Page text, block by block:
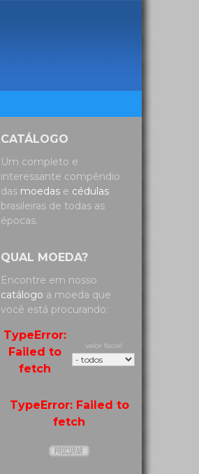
CATÁLOGO
Um completo e
interessante compêndio
das moedas e cédulas
brasileiras de todas as
épocas.
QUAL MOEDA?
Encontre em nosso
catálogo a moeda que
você está procurando:
TypeError:
Failed to
fetch
valor facial
TypeError: Failed to
fetch